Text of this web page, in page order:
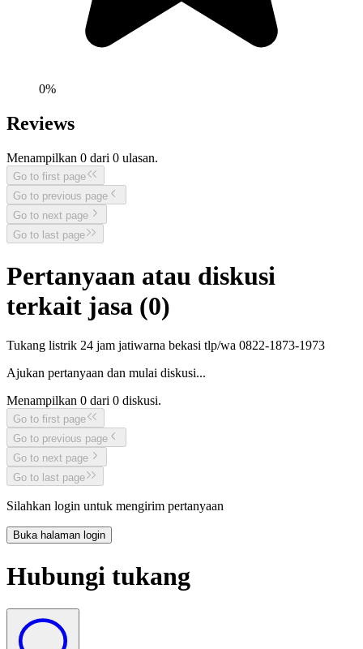
0%
Reviews
Menampilkan 0 dari 0 ulasan.
Go to first page
Go to previous page
Go to next page
Go to last page
Pertanyaan atau diskusi
terkait jasa (0)
Tukang listrik 24 jam jatiwarna bekasi tlp/wa 0822-1873-1973
Ajukan pertanyaan dan mulai diskusi...
Menampilkan 0 dari 0 diskusi.
Go to first page
Go to previous page
Go to next page
Go to last page
Silahkan login untuk mengirim pertanyaan
Buka halaman login
Hubungi tukang